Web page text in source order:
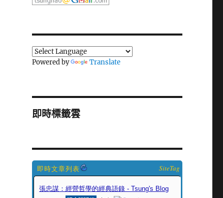
Powered by Translate
即時標籤雲
SiteTag